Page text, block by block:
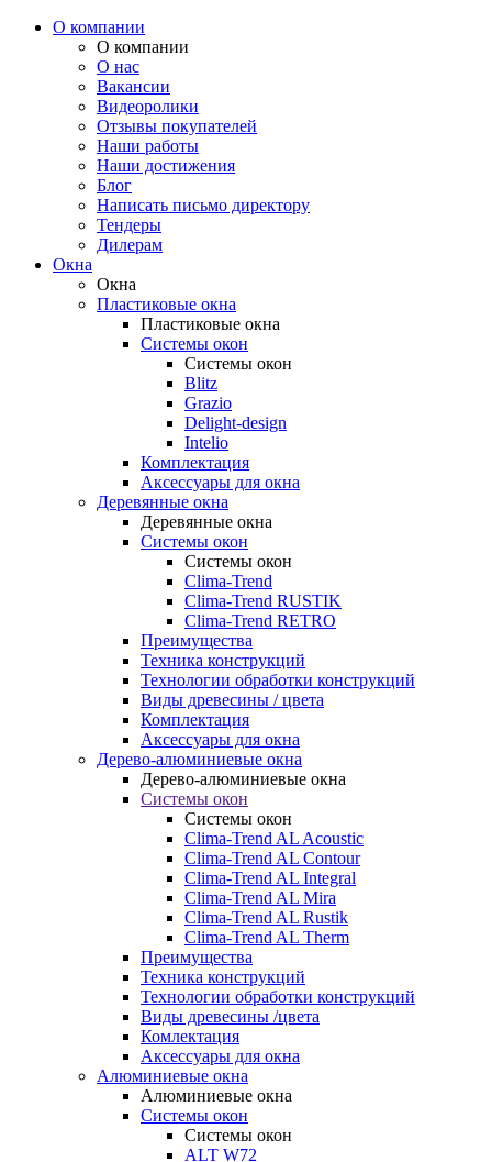
О компании
О компании
О нас
Вакансии
Видеоролики
Отзывы покупателей
Наши работы
Наши достижения
Блог
Написать письмо директору
Тендеры
Дилерам
Окна
Окна
Пластиковые окна
Пластиковые окна
Системы окон
Системы окон
Blitz
Grazio
Delight-design
Intelio
Комплектация
Аксессуары для окна
Деревянные окна
Деревянные окна
Системы окон
Системы окон
Clima-Trend
Clima-Trend RUSTIK
Clima-Trend RETRO
Преимущества
Техника конструкций
Технологии обработки конструкций
Виды древесины / цвета
Комплектация
Аксессуары для окна
Дерево-алюминиевые окна
Дерево-алюминиевые окна
Системы окон
Системы окон
Clima-Trend AL Acoustic
Clima-Trend AL Contour
Clima-Trend AL Integral
Clima-Trend AL Mira
Clima-Trend AL Rustik
Clima-Trend AL Therm
Преимущества
Техника конструкций
Технологии обработки конструкций
Виды древесины /цвета
Комлектация
Аксессуары для окна
Алюминиевые окна
Алюминиевые окна
Системы окон
Системы окон
ALT W72